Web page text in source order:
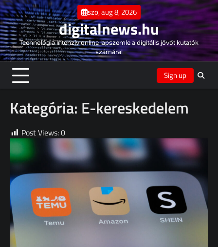
Skip
to
content
szo, aug 8, 2026
digitalnews.hu
Technológia intenzív online lapszemle a digitális jővőt kutatók
számára!
Sign up
Kategória: E-kereskedelem
Post Views:0